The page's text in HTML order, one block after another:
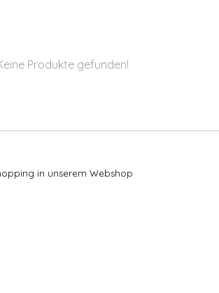
Produkte gefunden!
in unserem Webshop